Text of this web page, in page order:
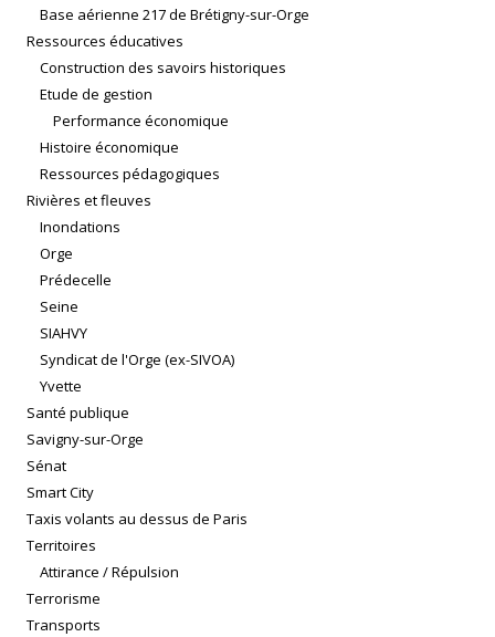
Base aérienne 217 de Brétigny-sur-Orge
Ressources éducatives
Construction des savoirs historiques
Etude de gestion
Performance économique
Histoire économique
Ressources pédagogiques
Rivières et fleuves
Inondations
Orge
Prédecelle
Seine
SIAHVY
Syndicat de l'Orge (ex-SIVOA)
Yvette
Santé publique
Savigny-sur-Orge
Sénat
Smart City
Taxis volants au dessus de Paris
Territoires
Attirance / Répulsion
Terrorisme
Transports